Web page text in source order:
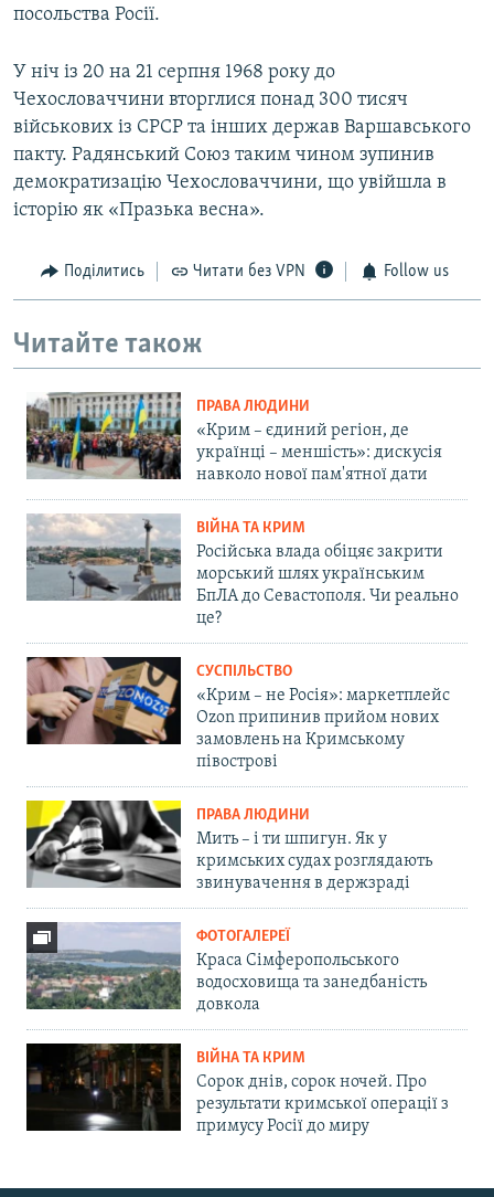
посольства Росії.
У ніч із 20 на 21 серпня 1968 року до
Чехословаччини вторглися понад 300 тисяч
військових із СРСР та інших держав Варшавського
пакту. Радянський Союз таким чином зупинив
демократизацію Чехословаччини, що увійшла в
історію як «Празька весна».
Поділитись Читати без VPN Follow us
Читайте також
ПРАВА ЛЮДИНИ
«Крим – єдиний регіон, де
українці – меншість»: дискусія
навколо нової пам'ятної дати
ВІЙНА ТА КРИМ
Російська влада обіцяє закрити
морський шлях українським
БпЛА до Севастополя. Чи реально
це?
СУСПІЛЬСТВО
«Крим – не Росія»: маркетплейс
Ozon припинив прийом нових
замовлень на Кримському
півострові
ПРАВА ЛЮДИНИ
Мить – і ти шпигун. Як у
кримських судах розглядають
звинувачення в держзраді
ФОТОГАЛЕРЕЇ
Краса Сімферопольського
водосховища та занедбаність
довкола
ВІЙНА ТА КРИМ
Сорок днів, сорок ночей. Про
результати кримської операції з
примусу Росії до миру